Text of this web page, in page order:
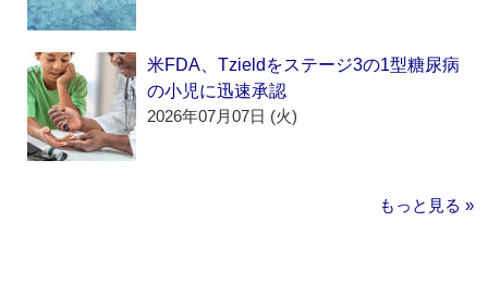
米FDA、Tzieldをステージ3の1型糖尿病
の小児に迅速承認
2026年07月07日 (火)
もっと見る »